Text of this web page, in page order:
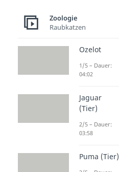
Zoologie
Raubkatzen
Ozelot
1/5 – Dauer:
04:02
Jaguar
(Tier)
2/5 – Dauer:
03:58
Puma (Tier)